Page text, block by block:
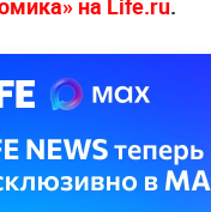
на Life.ru.